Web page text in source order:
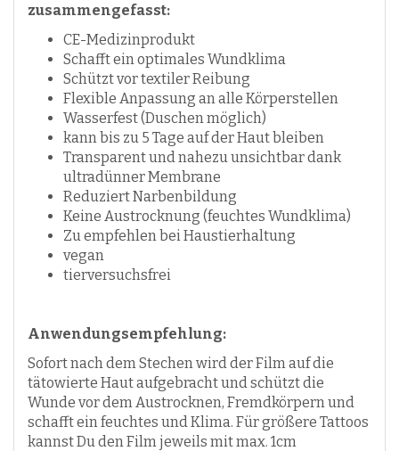
zusammengefasst:
CE-Medizinprodukt
Schafft ein optimales Wundklima
Schützt vor textiler Reibung
Flexible Anpassung an alle Körperstellen
Wasserfest (Duschen möglich)
kann bis zu 5 Tage auf der Haut bleiben
Transparent und nahezu unsichtbar dank
ultradünner Membrane
Reduziert Narbenbildung
Keine Austrocknung (feuchtes Wundklima)
Zu empfehlen bei Haustierhaltung
vegan
tierversuchsfrei
Anwendungsempfehlung:
Sofort nach dem Stechen wird der Film auf die
tätowierte Haut aufgebracht und schützt die
Wunde vor dem Austrocknen, Fremdkörpern und
schafft ein feuchtes und Klima. Für größere Tattoos
kannst Du den Film jeweils mit max. 1cm